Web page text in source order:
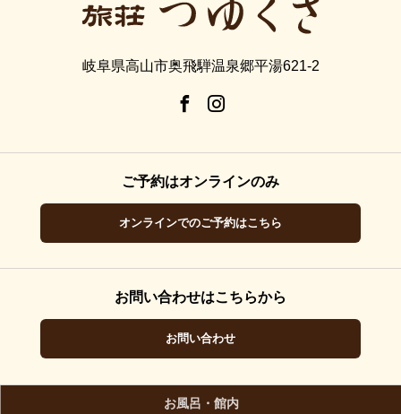
岐阜県高山市奥飛騨温泉郷平湯621-2
ご予約はオンラインのみ
オンラインでのご予約はこちら
お問い合わせはこちらから
お問い合わせ
お風呂・館内